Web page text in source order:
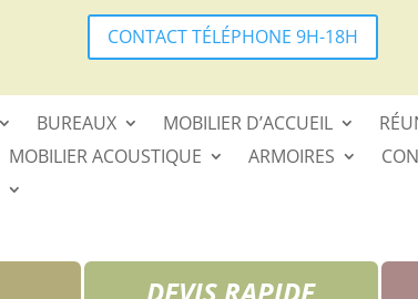
CONTACT TÉLÉPHONE 9H-18H
BUREAUX MOBILIER D’ACCUEIL
MOBILIER ACOUSTIQUE ARMOIRES
DEVIS RAPIDE